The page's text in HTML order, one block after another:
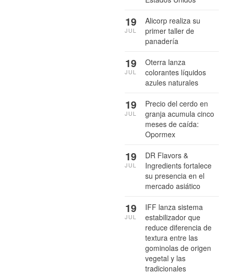
Alicorp realiza su
primer taller de
panadería
19
JUL
Oterra lanza
colorantes líquidos
azules naturales
19
JUL
Precio del cerdo en
granja acumula cinco
meses de caída:
Opormex
19
JUL
DR Flavors &
Ingredients fortalece
su presencia en el
mercado asiático
19
JUL
IFF lanza sistema
estabilizador que
reduce diferencia de
textura entre las
gominolas de origen
vegetal y las
tradicionales
19
JUL